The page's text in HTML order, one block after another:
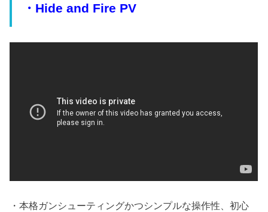
・Hide and Fire PV
・本格ガンシューティングかつシンプルな操作性、初心